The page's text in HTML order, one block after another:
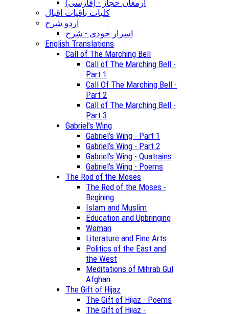
(ارمغان حجاز - (فارسی
کلیات باقیات اقبال
اردو شرح
اسرار خودی - شرح
English Translations
Call of The Marching Bell
Call of The Marching Bell -
Part 1
Call Of The Marching Bell -
Part 2
Call of The Marching Bell -
Part 3
Gabriel’s Wing
Gabriel’s Wing - Part 1
Gabriel’s Wing - Part 2
Gabriel’s Wing - Quatrains
Gabriel’s Wing - Poems
The Rod of the Moses
The Rod of the Moses -
Begining
Islam and Muslim
Education and Upbringing
Woman
Literature and Fine Arts
Politics of the East and
the West
Meditations of Mihrab Gul
Afghan
The Gift of Hijaz
The Gift of Hijaz - Poems
The Gift of Hijaz -